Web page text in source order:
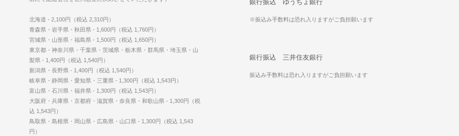
北海道 - 2,100円（税込 2,310円）
青森県・岩手県・秋田県 - 1,600円（税込 1,760円）
宮城県・山形県・福島県 - 1,500円（税込 1,650円）
東京都・神奈川県・千葉県・茨城県・栃木県・群馬県・埼玉県・山
梨県 - 1,400円（税込 1,540円）
新潟県・長野県 - 1,400円（税込 1,540円）
岐阜県・静岡県・愛知県・三重県 - 1,300円（税込 1,543円）
富山県・石川県・福井県 - 1,300円（税込 1,543円）
大阪府・兵庫県・京都府・滋賀県・奈良県・和歌山県 - 1,300円（税
込 1,543円）
鳥取県・島根県・岡山県・広島県・山口県 - 1,300円（税込 1,543
円）
銀行振込 ゆうちょ銀行
※振込み手数料は恐れ入りますがご負担願います
銀行振込 三井住友銀行
振込み手数料は恐れ入りますがご負担願います